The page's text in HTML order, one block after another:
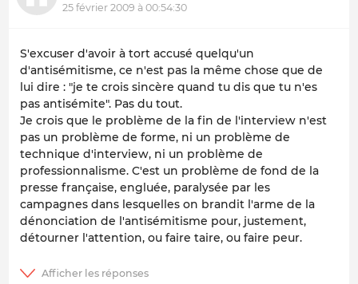
25 février 2009 à 00:54:30
S'excuser d'avoir à tort accusé quelqu'un
d'antisémitisme, ce n'est pas la même chose que de
lui dire : "je te crois sincère quand tu dis que tu n'es
pas antisémite". Pas du tout.
Je crois que le problème de la fin de l'interview n'est
pas un problème de forme, ni un problème de
technique d'interview, ni un problème de
professionnalisme. C'est un problème de fond de la
presse française, engluée, paralysée par les
campagnes dans lesquelles on brandit l'arme de la
dénonciation de l'antisémitisme pour, justement,
détourner l'attention, ou faire taire, ou faire peur.